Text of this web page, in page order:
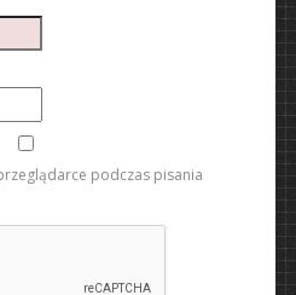
podczas pisania